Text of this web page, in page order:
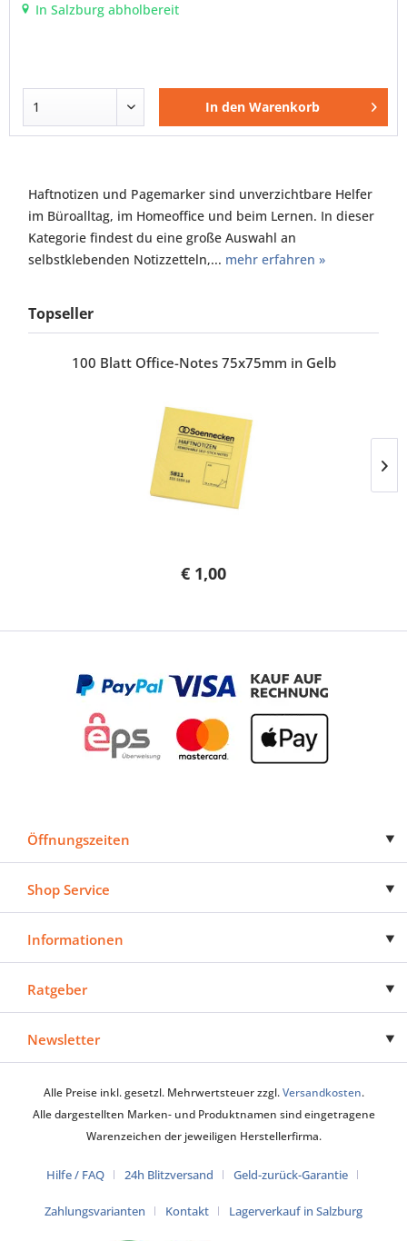
In Salzburg abholbereit
In den Warenkorb
Haftnotizen und Pagemarker sind unverzichtbare Helfer
im Büroalltag, im Homeoffice und beim Lernen. In dieser
Kategorie findest du eine große Auswahl an
selbstklebenden Notizzetteln,... mehr erfahren »
Topseller
100 Blatt Office-Notes 75x75mm in Gelb
€ 1,00
Öffnungszeiten
Shop Service
Informationen
Ratgeber
Newsletter
Alle Preise inkl. gesetzl. Mehrwertsteuer zzgl.Versandkosten.
Alle dargestellten Marken- und Produktnamen sind eingetragene
Warenzeichen der jeweiligen Herstellerfirma.
Hilfe / FAQ 24h Blitzversand Geld-zurück-Garantie
Zahlungsvarianten Kontakt Lagerverkauf in Salzburg